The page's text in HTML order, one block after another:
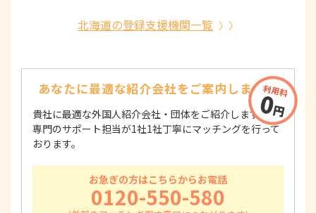
北海道の登録支援機関一覧
あなたに最適な紹介会社をご案内します！
貴社に最適な外国人紹介会社・団体をご紹介します！
専門のサポート担当が1社1社丁寧にマッチングを行って
おります。
お急ぎの方はこちらからお電話
0120-550-580